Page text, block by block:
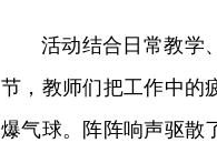
活动结合日常教学
节，教师们把工作中的
爆气球。阵阵响声驱散